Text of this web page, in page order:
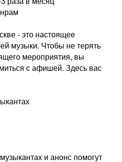
- это настоящее
музыки. Чтобы не терять
мероприятия, вы
с афишей. Здесь вас
и анонс помогут